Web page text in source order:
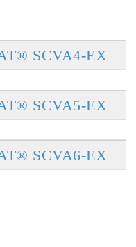
SCVA4-EX
SCVA5-EX
SCVA6-EX